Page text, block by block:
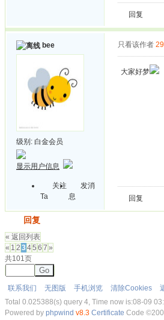
回复
bee
级别: 白金会员
显示用户信息
关注
Ta
发消
息
只看该作者 29
大家好梦
回复
回复
« 返回列表
« 1 2 345 6 7 »
共101页
Go
联系我们 无图版 手机浏览 清除Cookies
Total 0.025388(s) query 4, Time now is:08-09
Powered by phpwind v8.3 Certificate Code